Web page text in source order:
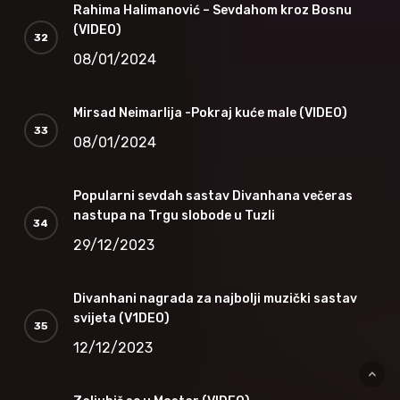
Rahima Halimanović – Sevdahom kroz Bosnu
(VIDEO)
08/01/2024
Mirsad Neimarlija -Pokraj kuće male (VIDEO)
08/01/2024
Popularni sevdah sastav Divanhana večeras
nastupa na Trgu slobode u Tuzli
29/12/2023
Divanhani nagrada za najbolji muzički sastav
svijeta (V1DEO)
12/12/2023